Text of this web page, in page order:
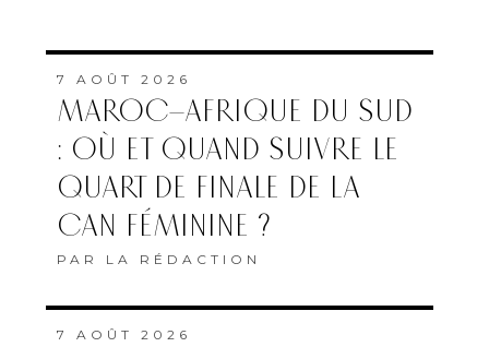
7 AOÛT 2026
MAROC–AFRIQUE DU SUD
: OÙ ET QUAND SUIVRE LE
QUART DE FINALE DE LA
CAN FÉMININE ?
PAR LA RÉDACTION
7 AOÛT 2026